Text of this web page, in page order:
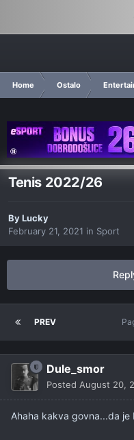
Home Ostalo
Tenis 2022/26
ByLucky
February 21, 2021 in Sport
PREV
Dule_smor
Posted August 20,
Ahaha kakva govna...da